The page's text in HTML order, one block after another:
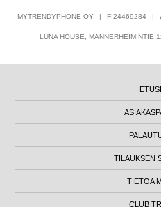
MYTRENDYPHONE OY | FI24469284 |
LUNA HOUSE, MANNERHEIMINTIE
TILAUKSEN
TIETOA
CLUB